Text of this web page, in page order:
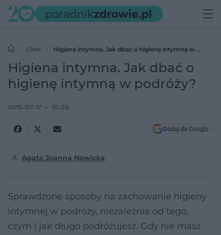
Ciało
Higiena intymna. Jak dbać o higienę intymną w
podróży?
Higiena intymna. Jak dbać o
higienę intymną w podróży?
2015-07-17 10:00
Dodaj do Google
Agata Joanna Nowicka
Sprawdzone sposoby na zachowanie higieny
intymnej w podróży, niezależnie od tego,
czym i jak długo podróżujesz. Gdy nie masz